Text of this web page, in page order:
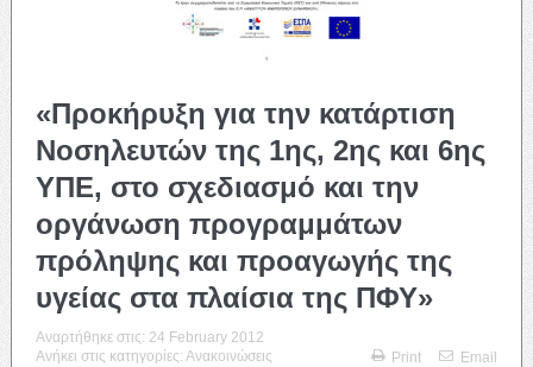
«Προκήρυξη για την κατάρτιση
Νοσηλευτών της 1ης, 2ης και 6ης
ΥΠΕ, στο σχεδιασμό και την
οργάνωση προγραμμάτων
πρόληψης και προαγωγής της
υγείας στα πλαίσια της ΠΦΥ»
Αναρτήθηκε στις: 24 February 2012
Ανήκει στις κατηγορίες: Ανακοινώσεις Print Email